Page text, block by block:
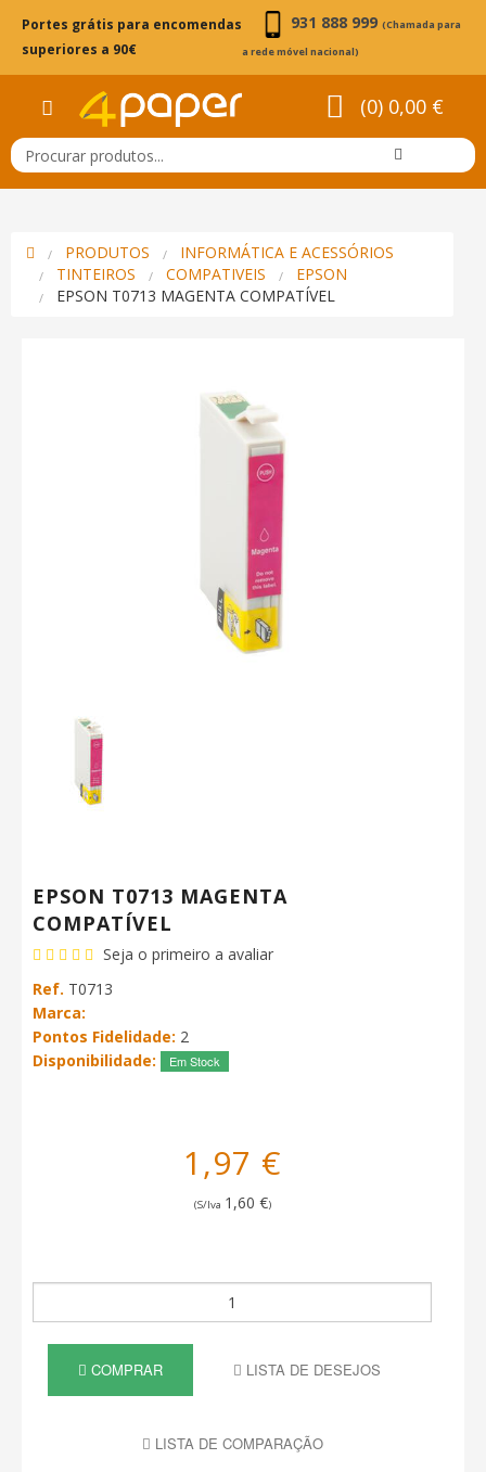
Portes grátis para encomendas
superiores a 90€
931 888 999 (Chamada para
a rede móvel nacional)
(0) 0,00 €
PRODUTOS
INFORMÁTICA E ACESSÓRIOS
TINTEIROS
COMPATIVEIS
EPSON
EPSON T0713 MAGENTA COMPATÍVEL
EPSON T0713 MAGENTA
COMPATÍVEL
Seja o primeiro a avaliar
Ref. T0713
Marca:
Pontos Fidelidade: 2
Disponibilidade:
Em Stock
1,97 €
(S/Iva 1,60 €)
COMPRAR LISTA DE DESEJOS
LISTA DE COMPARAÇÃO